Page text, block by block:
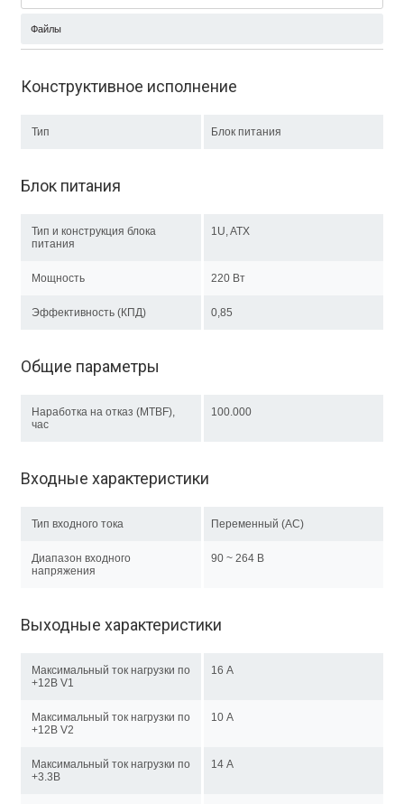
Файлы
Конструктивное исполнение
Тип Блок питания
Блок питания
Тип и конструкция блока
питания
1U, ATX
Мощность 220 Вт
Эффективность (КПД) 0,85
Общие параметры
Наработка на отказ (MTBF),
час
100.000
Входные характеристики
Тип входного тока Переменный (AC)
Диапазон входного
напряжения
90 ~ 264 В
Выходные характеристики
Максимальный ток нагрузки по
+12В V1
16 А
Максимальный ток нагрузки по
+12В V2
10 А
Максимальный ток нагрузки по
+3.3В
14 А